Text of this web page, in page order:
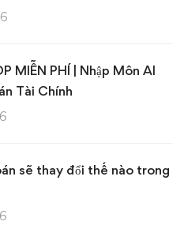
MIỄN PHÍ | Nhập Môn AI
Tài Chính
sẽ thay đổi thế nào trong